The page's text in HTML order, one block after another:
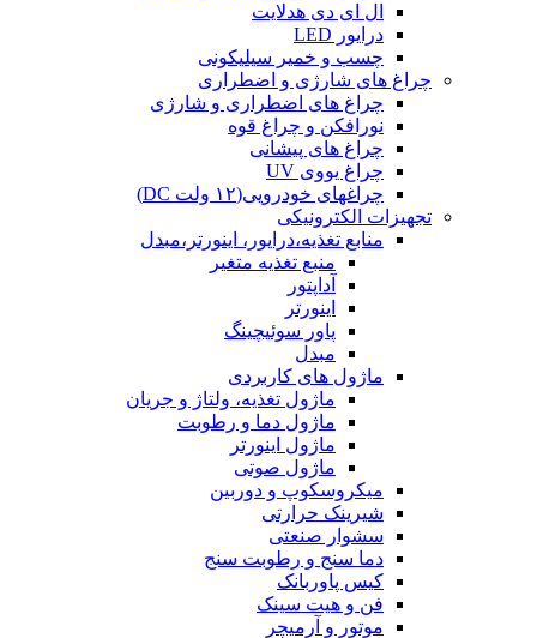
ال ای دی هدلایت
درایور LED
چسب و خمیر سیلیکونی
چراغ های شارژی و اضطراری
چراغ های اضطراری و شارژی
نورافکن و چراغ قوه
چراغ های پیشانی
چراغ یووی UV
چراغهای خودرویی(۱۲ ولت DC)
تجهیزات الکترونیکی
منابع تغذیه،درایور، اینورتر،مبدل
منبع تغذیه متغیر
آداپتور
اینورتر
پاور سوئیچینگ
مبدل
ماژول های کاربردی
ماژول تغذیه، ولتاژ و جریان
ماژول دما و رطوبت
ماژول اینورتر
ماژول صوتی
میکروسکوپ و دوربین
شیرینک حرارتی
سشوار صنعتی
دما سنج و رطوبت سنج
کیس پاوربانک
فن و هیت سینک
موتور و آرمیچر